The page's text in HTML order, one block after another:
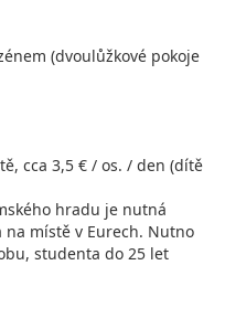
(dvoulůžkové pokoje
cca 3,5 € / os. / den (dítě
hradu je nutná
místě v Eurech. Nutno
studenta do 25 let